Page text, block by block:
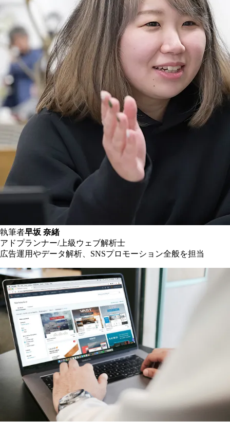
執筆者早坂 奈緒
アドプランナー/上級ウェブ解析士
広告運用やデータ解析、SNSプロモーション全般を担当